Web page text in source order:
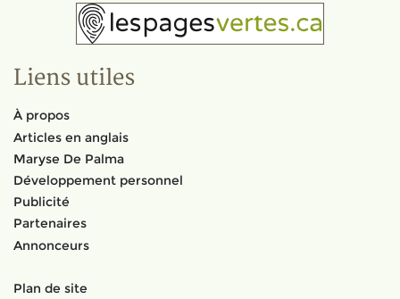
Liens utiles
À propos
Articles en anglais
Maryse De Palma
Développement personnel
Publicité
Partenaires
Annonceurs
Plan de site